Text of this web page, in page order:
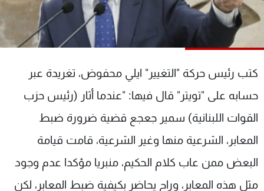
كتب رئيس حركة "التغيير" ايلي محفوض، تغريدة عبر
حسابه على "تويتر" قال فيها: "عندما أثار (رئيس حزب
القوات اللبنانية) سمير جعجع قضية ضرورة ضبط
المعابر، الشرعية منها وغير الشرعية، قامت قيامة
البعض ممن عاب كلام الحكيم، منبريا مؤكدا عدم وجود
مثل هذه المعابر، وراح يحاضر بكيفية ضبط المعابر، لكن
البرامج
جدول البرامج
شاهد البرامج
عن MTV
الإنـتـاج
لاعلاناتكم
وظائف
تواصل معنا
شروط الإسـتخدام
سياسة الخصوصية